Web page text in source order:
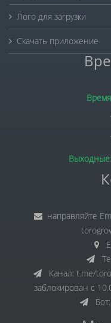
Лого для загрузки
Скачать приложение
Выходные:
направляйте
Канал: t.me/
заблокирован с
Бот: